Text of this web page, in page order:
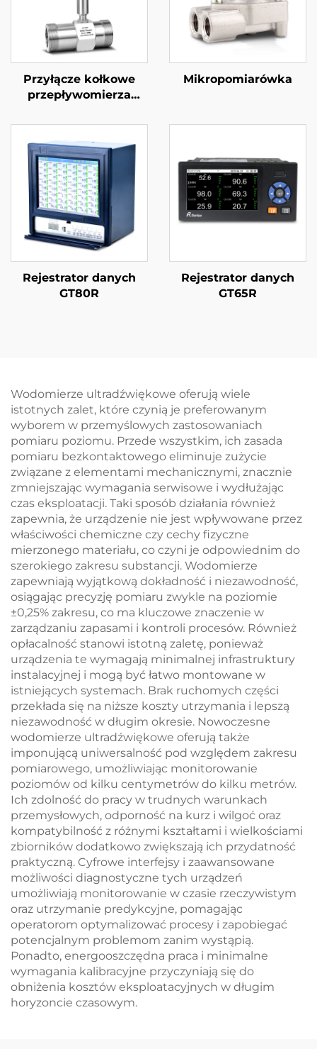
Przyłącze kołkowe
przepływomierza
Mikropomiarówka
Rejestrator danych
GT80R
Rejestrator danych
GT65R
Wodomierze ultradźwiękowe oferują wiele
istotnych zalet, które czynią je preferowanym
wyborem w przemyślowych zastosowaniach
pomiaru poziomu. Przede wszystkim, ich zasada
pomiaru bezkontaktowego eliminuje zużycie
związane z elementami mechanicznymi, znacznie
zmniejszając wymagania serwisowe i wydłużając
czas eksploatacji. Taki sposób działania również
zapewnia, że urządzenie nie jest wpływowane przez
właściwości chemiczne czy cechy fizyczne
mierzonego materiału, co czyni je odpowiednim do
szerokiego zakresu substancji. Wodomierze
zapewniają wyjątkową dokładność i niezawodność,
osiągając precyzję pomiaru zwykle na poziomie
±0,25% zakresu, co ma kluczowe znaczenie w
zarządzaniu zapasami i kontroli procesów. Również
opłacalność stanowi istotną zaletę, ponieważ
urządzenia te wymagają minimalnej infrastruktury
instalacyjnej i mogą być łatwo montowane w
istniejących systemach. Brak ruchomych części
przekłada się na niższe koszty utrzymania i lepszą
niezawodność w długim okresie. Nowoczesne
wodomierze ultradźwiękowe oferują także
imponującą uniwersalność pod względem zakresu
pomiarowego, umożliwiając monitorowanie
poziomów od kilku centymetrów do kilku metrów.
Ich zdolność do pracy w trudnych warunkach
przemysłowych, odporność na kurz i wilgoć oraz
kompatybilność z różnymi kształtami i wielkościami
zbiorników dodatkowo zwiększają ich przydatność
praktyczną. Cyfrowe interfejsy i zaawansowane
możliwości diagnostyczne tych urządzeń
umożliwiają monitorowanie w czasie rzeczywistym
oraz utrzymanie predykcyjne, pomagając
operatorom optymalizować procesy i zapobiegać
potencjalnym problemom zanim wystąpią.
Ponadto, energooszczędna praca i minimalne
wymagania kalibracyjne przyczyniają się do
obniżenia kosztów eksploatacyjnych w długim
horyzoncie czasowym.